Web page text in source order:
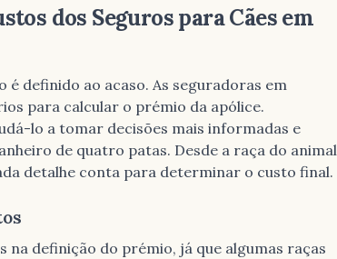
dos Seguros para Cães em
é definido ao acaso. As seguradoras em
para calcular o prémio da apólice.
lo a tomar decisões mais informadas e
de quatro patas. Desde a raça do animal
detalhe conta para determinar o custo final.
na definição do prémio, já que algumas raças